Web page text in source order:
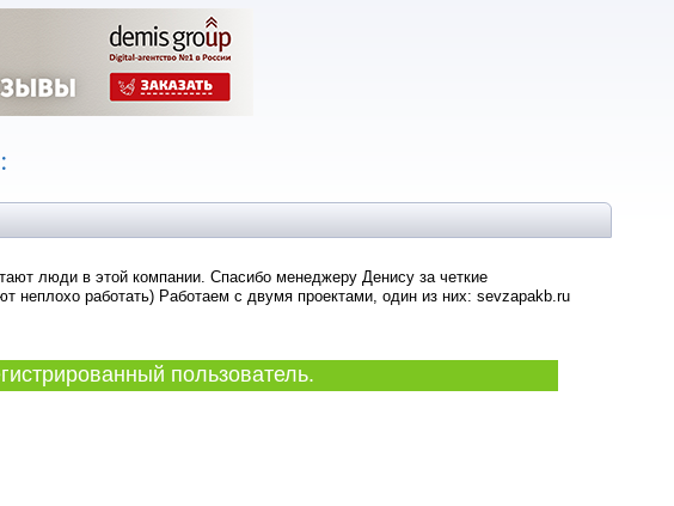
:
люди в этой компании. Спасибо менеджеру Денису за четкие
неплохо работать) Работаем с двумя проектами, один из них: sevzapakb.ru
пользователь.